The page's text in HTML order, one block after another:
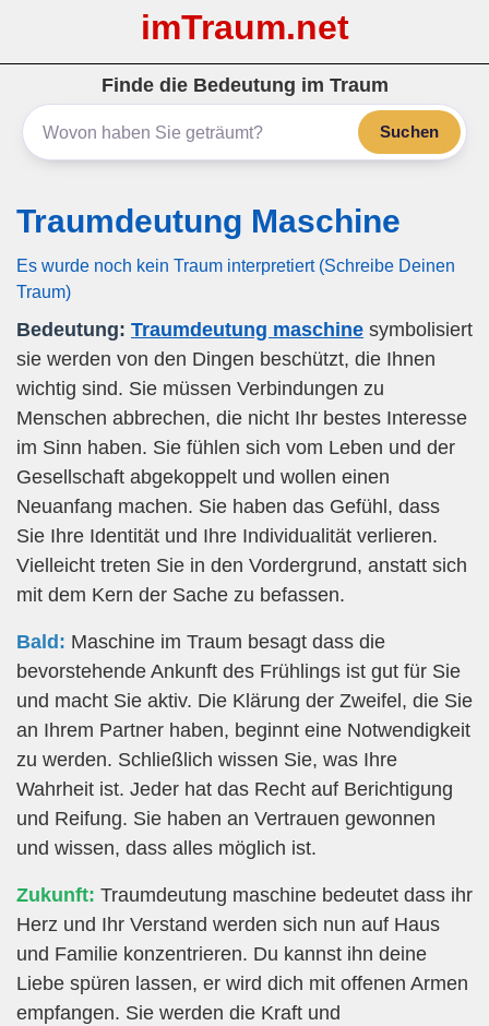
imTraum.net
Finde die Bedeutung im Traum
Suchen
Traumdeutung Maschine
Es wurde noch kein Traum interpretiert (Schreibe Deinen
Traum)
Bedeutung: Traumdeutung maschine symbolisiert
sie werden von den Dingen beschützt, die Ihnen
wichtig sind. Sie müssen Verbindungen zu
Menschen abbrechen, die nicht Ihr bestes Interesse
im Sinn haben. Sie fühlen sich vom Leben und der
Gesellschaft abgekoppelt und wollen einen
Neuanfang machen. Sie haben das Gefühl, dass
Sie Ihre Identität und Ihre Individualität verlieren.
Vielleicht treten Sie in den Vordergrund, anstatt sich
mit dem Kern der Sache zu befassen.
Bald: Maschine im Traum besagt dass die
bevorstehende Ankunft des Frühlings ist gut für Sie
und macht Sie aktiv. Die Klärung der Zweifel, die Sie
an Ihrem Partner haben, beginnt eine Notwendigkeit
zu werden. Schließlich wissen Sie, was Ihre
Wahrheit ist. Jeder hat das Recht auf Berichtigung
und Reifung. Sie haben an Vertrauen gewonnen
und wissen, dass alles möglich ist.
Zukunft: Traumdeutung maschine bedeutet dass ihr
Herz und Ihr Verstand werden sich nun auf Haus
und Familie konzentrieren. Du kannst ihn deine
Liebe spüren lassen, er wird dich mit offenen Armen
empfangen. Sie werden die Kraft und